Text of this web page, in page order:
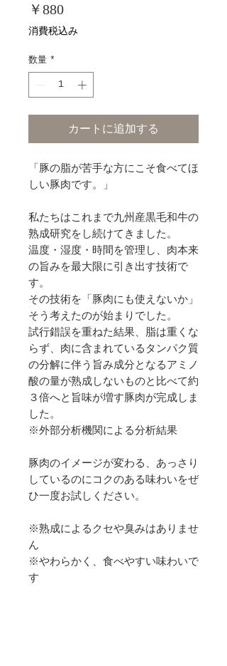
￥880価
格
消費税込み
数量 *
カートに追加する
「豚の脂が苦手な方にこそ食べてほ
しい豚肉です。」
私たちはこれまで九州産黒毛和牛の
熟成研究をし続けてきました。
温度・湿度・時間を管理し、肉本来
の旨みを最大限に引き出す技術で
す。
その技術を「豚肉にも使えないか」
そう考えたのが始まりでした。
試行錯誤を重ねた結果、脂は重くな
らず、肉に含まれているタンパク質
の分解に伴う旨み成分となるアミノ
酸の量が熟成しないものと比べて約
３倍へと旨味が増す豚肉が完成しま
した。
※外部分析機関による分析結果
豚肉のイメージが変わる、あっさり
しているのにコクのある味わいをぜ
ひ一度お試しください。
※熟成によるクセや臭みはありませ
ん
※やわらかく、食べやすい味わいで
す